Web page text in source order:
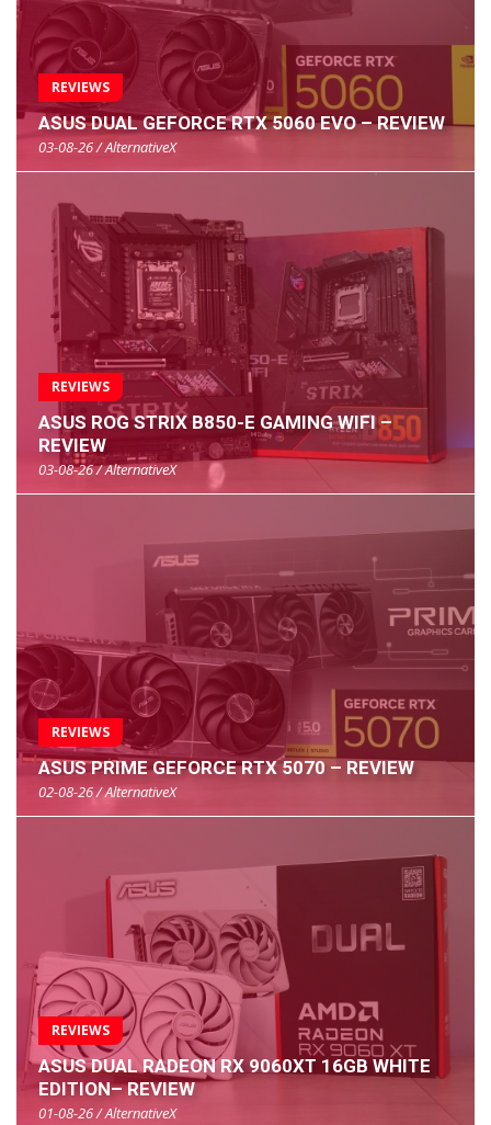
REVIEWS
ASUS DUAL GEFORCE RTX 5060 EVO – REVIEW
03-08-26 / AlternativeX
REVIEWS
ASUS ROG STRIX B850-E GAMING WIFI –
REVIEW
03-08-26 / AlternativeX
REVIEWS
ASUS PRIME GEFORCE RTX 5070 – REVIEW
02-08-26 / AlternativeX
REVIEWS
ASUS DUAL RADEON RX 9060XT 16GB WHITE
EDITION– REVIEW
01-08-26 / AlternativeX